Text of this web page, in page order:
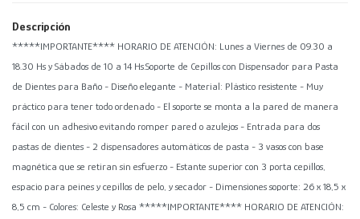
Descripción
*****IMPORTANTE**** HORARIO DE ATENCIÓN: Lunes a Viernes de 09.30 a
18.30 Hs y Sábados de 10 a 14 Hs.Soporte de Cepillos con Dispensador para Pasta
de Dientes para Baño - Diseño elegante - Material: Plástico resistente - Muy
práctico para tener todo ordenado - El soporte se monta a la pared de manera
fácil con un adhesivo evitando romper pared o azulejos - Entrada para dos
pastas de dientes - 2 dispensadores automáticos de pasta - 3 vasos con base
magnética que se retiran sin esfuerzo - Estante superior con 3 porta cepillos,
espacio para peines y cepillos de pelo, y secador - Dimensiones soporte: 26 x 18,5 x
8,5 cm - Colores: Celeste y Rosa *****IMPORTANTE**** HORARIO DE ATENCIÓN: